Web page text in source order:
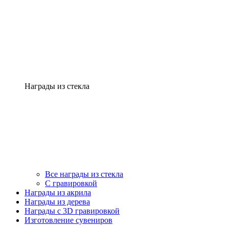
Награды из стекла
Все награды из стекла
С гравировкой
Награды из акрила
Награды из дерева
Награды с 3D гравировкой
Изготовление сувениров